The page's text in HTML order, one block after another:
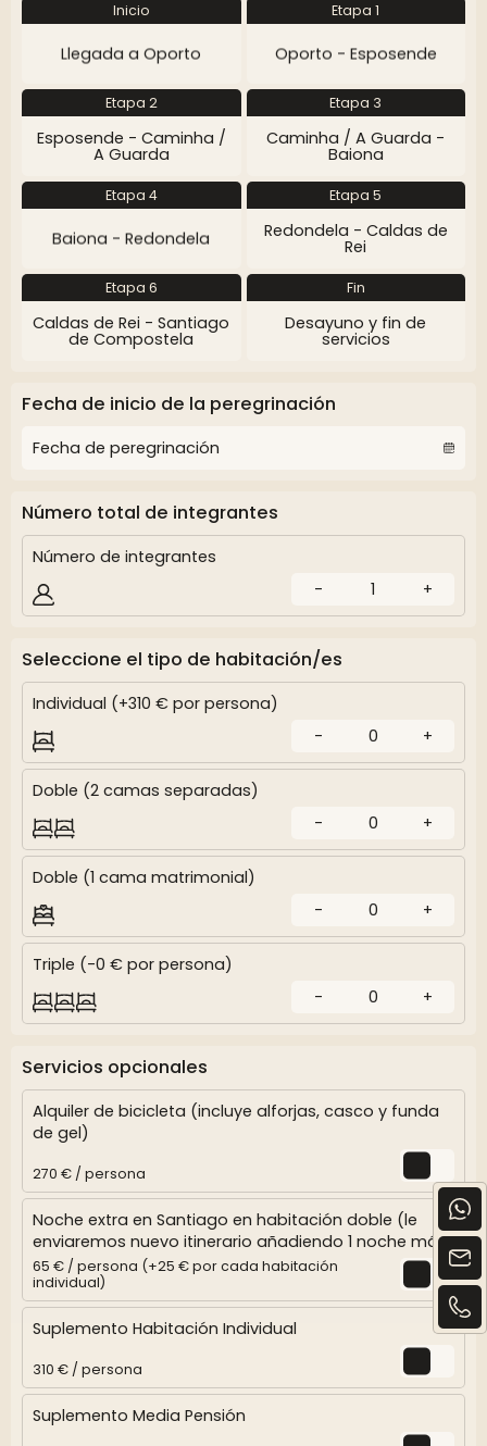
Inicio
Llegada a Oporto
Etapa 1
Oporto - Esposende
Etapa 2
Esposende - Caminha /
A Guarda
Etapa 3
Caminha / A Guarda -
Baiona
Etapa 4
Baiona - Redondela
Etapa 5
Redondela - Caldas de
Rei
Etapa 6
Caldas de Rei - Santiago
de Compostela
Fin
Desayuno y fin de
servicios
Fecha de inicio de la peregrinación
Número total de integrantes
Número de integrantes
-
1 +
Seleccione el tipo de habitación/es
Individual (+310 € por persona)
-
0 +
Doble (2 camas separadas)
-
0 +
Doble (1 cama matrimonial)
-
0 +
Triple (-0 € por persona)
-
0 +
Servicios opcionales
Alquiler de bicicleta (incluye alforjas, casco y funda
de gel)
270 € / persona
Noche extra en Santiago en habitación doble (le
enviaremos nuevo itinerario añadiendo 1 noche más)
65 € / persona (+25 € por cada habitación
individual)
Suplemento Habitación Individual
310 € / persona
Suplemento Media Pensión